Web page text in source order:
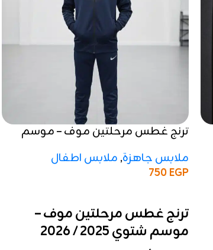
ترنج غطس مرحلتين موف – موسم
ملابس جاهزة, ملابس اطفال
750EGP
ترنج غطس مرحلتين موف –
موسم شتوي 2025 / 2026